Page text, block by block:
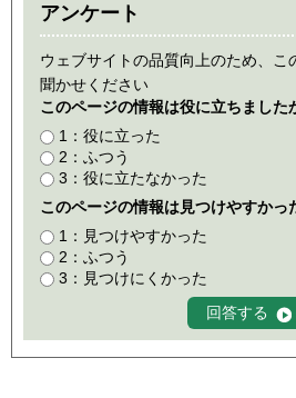
アンケート
ウェブサイトの品質向上のため、こ
聞かせください
このページの情報は役に立ちました
1：役に立った
2：ふつう
3：役に立たなかった
このページの情報は見つけやすかっ
1：見つけやすかった
2：ふつう
3：見つけにくかった